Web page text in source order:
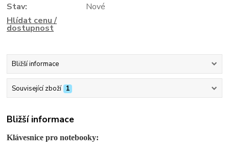
Stav:
Nové
Hlídat cenu /
dostupnost
Bližší informace
Související zboží 1
Bližší informace
Klávesnice pro notebooky: